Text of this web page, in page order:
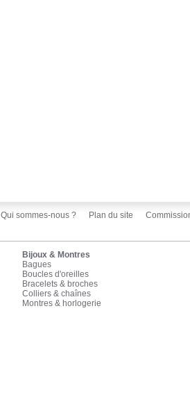
Qui sommes-nous ? Plan du site
Bijoux & Montres
Bagues
Boucles d'oreilles
Bracelets & broches
Colliers & chaînes
Montres & horlogerie